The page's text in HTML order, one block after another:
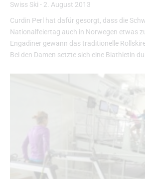
Swiss Ski - 2. August 2013
Curdin Perl hat dafür gesorgt, dass die
Nationalfeiertag auch in Norwegen etwas
Engadiner gewann das traditionelle
Bei den Damen setzte sich eine Biathletin